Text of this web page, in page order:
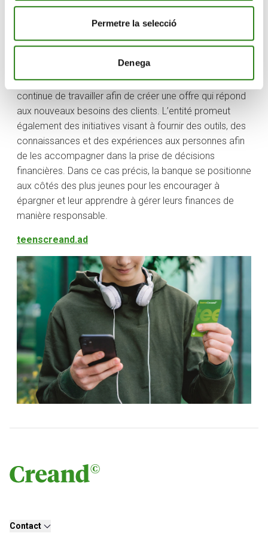
Permetre la selecció
Denega
Creand Crèdit Andorrà est la première entité financière
adaptés aux mineurs de cette tranche d’âge sous
contrôle et surveillance des parents. Avec cette
proposition, Creand couvre toutes les tranches d’âge et
continue de travailler afin de créer une offre qui répond
aux nouveaux besoins des clients. L’entité promeut
également des initiatives visant à fournir des outils, des
connaissances et des expériences aux personnes afin
de les accompagner dans la prise de décisions
financières. Dans ce cas précis, la banque se positionne
aux côtés des plus jeunes pour les encourager à
épargner et leur apprendre à gérer leurs finances de
manière responsable.
teenscreand.ad
Contact